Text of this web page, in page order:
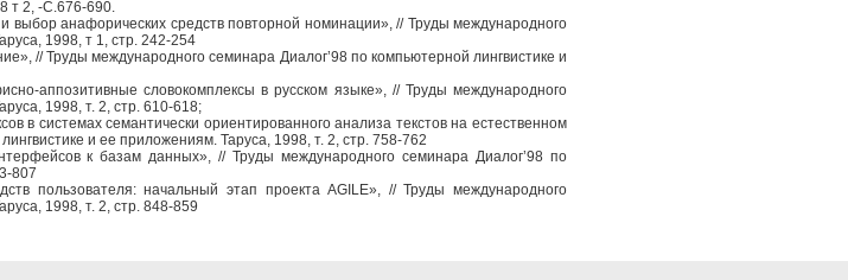
т 2, -С.676-690.
выбор анафорических средств повторной номинации», // Труды международного
1998, т 1, стр. 242-254
// Труды международного семинара Диалог’98 по компьютерной лингвистике и
аппозитивные словокомплексы в русском языке», // Труды международного
1998, т. 2, стр. 610-618;
в системах семантически ориентированного анализа текстов на естественном
и ее приложениям. Таруса, 1998, т. 2, стр. 758-762
к базам данных», // Труды международного семинара Диалог’98 по
807
пользователя: начальный этап проекта AGILE», // Труды международного
1998, т. 2, стр. 848-859